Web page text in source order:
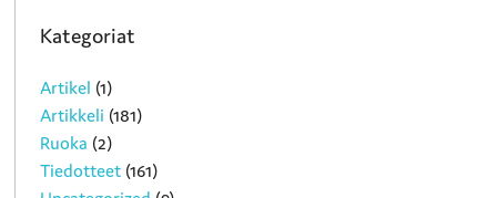
Kategoriat
Artikel (1)
Artikkeli (181)
Ruoka (2)
Tiedotteet (161)